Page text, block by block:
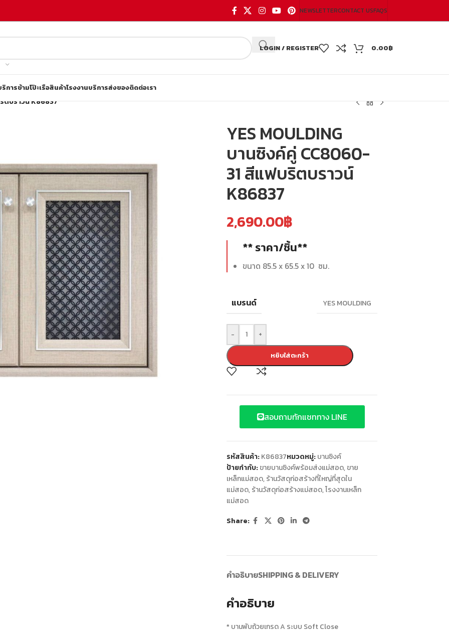
NEWSLETTERCONTACT USFAQS
LOGIN / REGISTER 0.00฿
ริการข้ามโป๊ะเรือสินค้าโรงงานบริการส่งของติดต่อเรา
ตบราวน์ K86837
YES MOULDING
บานซิงค์คู่ CC8060-
31 สีแฟบริตบราวน์
K86837
2,690.00฿
** ราคา/ชิ้น**
ขนาด 85.5 x 65.5 x 10 ซม.
แบรนด์ YES MOULDING
- +
หยิบใส่ตะกร้า
สอบถามทักแชททาง LINE
รหัสสินค้า:K86837หมวดหมู่: บานซิงค์
ป้ายกำกับ: ขายบานซิงค์พร้อมส่งแม่สอด, ขาย
เหล็กแม่สอด, ร้านวัสดุก่อสร้างที่ใหญ่ที่สุดใน
แม่สอด, ร้านวัสดุก่อสร้างแม่สอด,โรงงานเหล็ก
แม่สอด
Share:
คำอธิบายSHIPPING & DELIVERY
คำอธิบาย
* บานพับถ้วยเกรด A ระบบ Soft Close